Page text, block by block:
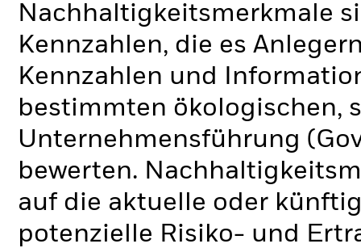
Nachhaltigkeitsmerkmale
Kennzahlen, die es
Kennzahlen und
bestimmten ökologischen,
Unternehmensführung
bewerten.
auf die aktuelle oder
potenzielle Risiko- und